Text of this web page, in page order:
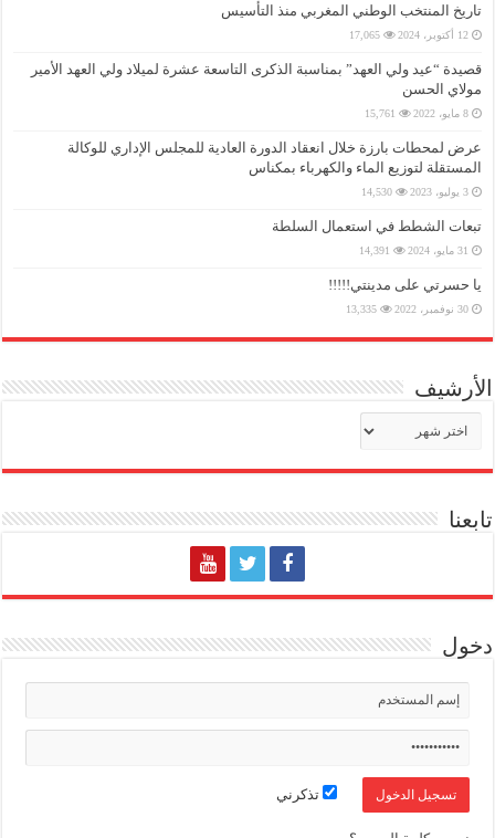
تاريخ المنتخب الوطني المغربي منذ التأسيس
12 أكتوبر، 2024 17,065
قصيدة “عيد ولي العهد” بمناسبة الذكرى التاسعة عشرة لميلاد ولي العهد الأمير
مولاي الحسن
8 مايو، 2022 15,761
عرض لمحطات بارزة خلال انعقاد الدورة العادية للمجلس الإداري للوكالة
المستقلة لتوزيع الماء والكهرباء بمكناس
3 يوليو، 2023 14,530
تبعات الشطط في استعمال السلطة
31 مايو، 2024 14,391
يا حسرتي على مدينتي!!!!!
30 نوفمبر، 2022 13,335
الأرشيف
تابعنا
دخول
تذكرني